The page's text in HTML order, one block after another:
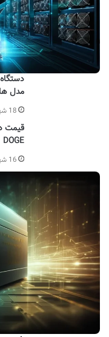
مدل
18 شهریور
DOGE
16 شهریور